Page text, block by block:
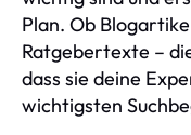
Plan. Ob
Ratgebertexte –
dass sie deine
wichtigsten